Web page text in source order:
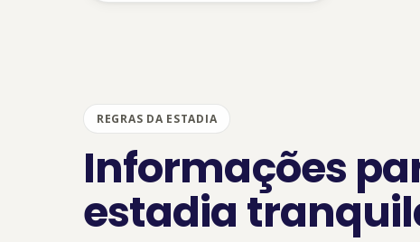
REGRAS DA ESTADIA
Informações
estadia